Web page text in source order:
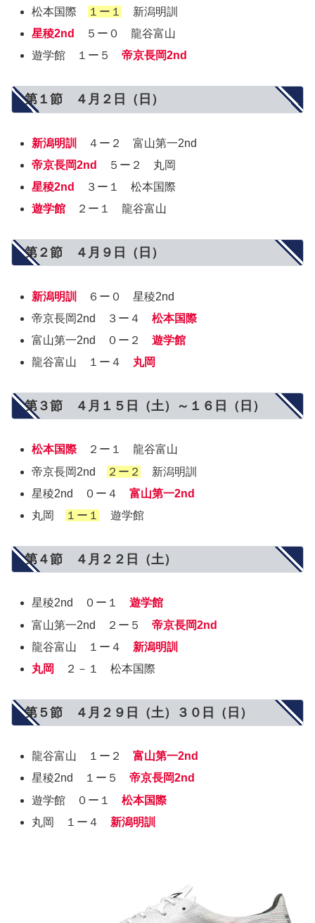
松本国際
１ー１
新潟明訓
星稜2nd
５ー０ 龍谷富山
遊学館 １ー５帝京長岡2nd
第１節 ４月２日（日）
新潟明訓
４ー２ 富山第一2nd
帝京長岡2nd
５ー２ 丸岡
星稜2nd
３ー１ 松本国際
遊学館 ２ー１ 龍谷富山
第２節 ４月９日（日）
新潟明訓
６ー０ 星稜2nd
帝京長岡2nd ３ー４松本国際
富山第一2nd ０ー２遊学館
龍谷富山 １ー４ 丸岡
第３節 ４月１５日（土）～１６日（日）
松本国際２ー１ 龍谷富山
帝京長岡2nd
２ー２
新潟明訓
星稜2nd ０ー４富山第一2nd
丸岡
１ー１ 遊学館
第４節 ４月２２日（土）
星稜2nd ０ー１遊学館
富山第一2nd ２ー５帝京長岡2nd
龍谷富山 １ー４ 新潟明訓
丸岡
２－１ 松本国際
第５節 ４月２９日（土）３０日（日）
龍谷富山 １ー２富山第一2nd
星稜2nd １ー５帝京長岡2nd
遊学館 ０ー１松本国際
丸岡 １ー４ 新潟明訓